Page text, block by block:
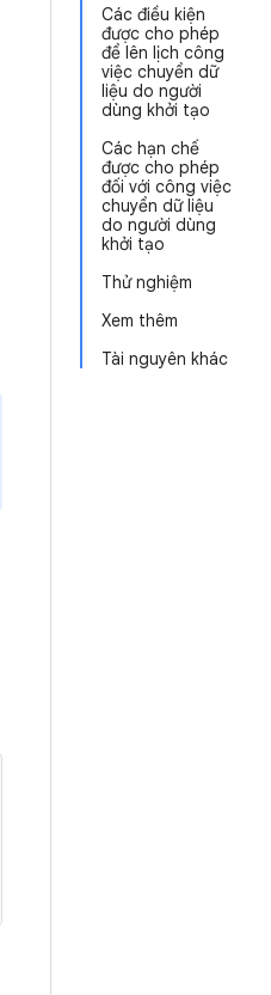
Các điều kiện
được cho phép
để lên lịch công
việc chuyển dữ
liệu do người
dùng khởi tạo
Các hạn chế
được cho phép
đối với công việc
chuyển dữ liệu
do người dùng
khởi tạo
Thử nghiệm
Xem thêm
Tài nguyên khác